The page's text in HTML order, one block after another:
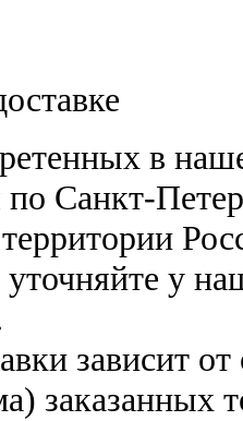
в
Санкт-
уточняйте у
зависит
заказанных